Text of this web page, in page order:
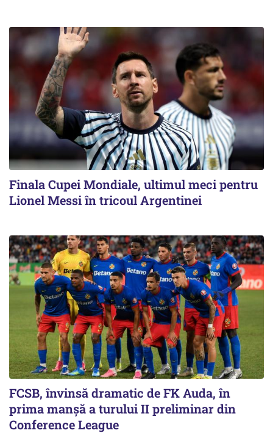
Finala Cupei Mondiale, ultimul meci pentru
Lionel Messi în tricoul Argentinei
FCSB, învinsă dramatic de FK Auda, în
prima manșă a turului II preliminar din
Conference League